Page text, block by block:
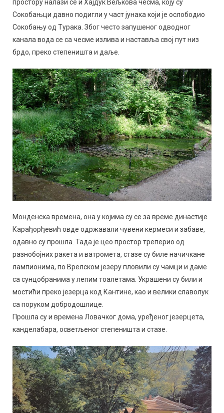
простору налази се и Хајдук Вељкова чесма, коју су
Сокобањци давно подигли у част јунака који је ослободио
Сокобању од Турака. Због често запушеног одводног
канала вода се са чесме излива и наставља свој пут низ
брдо, преко степеништа и даље.
Монденска времена, она у којима су се за време династије
Карађорђевић овде одржавали чувени кермеси и забаве,
одавно су прошла. Тада је цео простор треперио од
разнобојних ракета и ватромета, стазе су биле начичкане
лампионима, по Врелском језеру пловили су чамци и даме
са сунцобранима у лепим тоалетама. Украшени су били и
мостићи преко језерца код Кантине, као и велики славолук
са поруком добродошлице.
Прошла су и времена Ловачког дома, уређеног језерцета,
канделабара, осветљеног степеништа и стазе.